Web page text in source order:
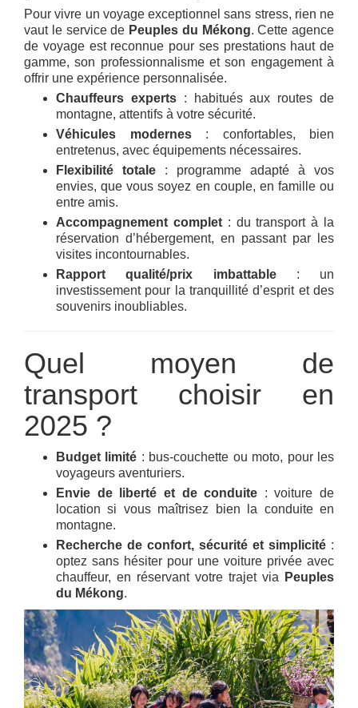
Pour vivre un voyage exceptionnel sans stress, rien ne
vaut le service de Peuples du Mékong. Cette agence
de voyage est reconnue pour ses prestations haut de
gamme, son professionnalisme et son engagement à
offrir une expérience personnalisée.
Chauffeurs experts: habitués aux routes de
montagne, attentifs à votre sécurité.
Véhicules modernes: confortables, bien
entretenus, avec équipements nécessaires.
Flexibilité totale : programme adapté à vos
envies, que vous soyez en couple, en famille ou
entre amis.
Accompagnement complet: du transport à la
réservation d’hébergement, en passant par les
visites incontournables.
Rapport qualité/prix imbattable: un
investissement pour la tranquillité d’esprit et des
souvenirs inoubliables.
Quel moyen de
transport choisir en
2025 ?
Budget limité : bus-couchette ou moto, pour les
voyageurs aventuriers.
Envie de liberté et de conduite : voiture de
location si vous maîtrisez bien la conduite en
montagne.
Recherche de confort, sécurité et simplicité :
optez sans hésiter pour une voiture privée avec
chauffeur, en réservant votre trajet via
Peuples
du Mékong.